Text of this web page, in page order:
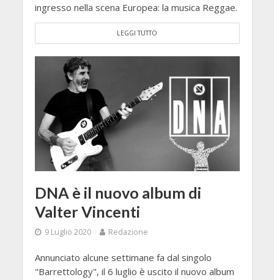
ingresso nella scena Europea: la musica Reggae.
LEGGI TUTTO
DNA è il nuovo album di
Valter Vincenti
9 Luglio 2020 Redazione
Annunciato alcune settimane fa dal singolo
"Barrettology", il 6 luglio è uscito il nuovo album